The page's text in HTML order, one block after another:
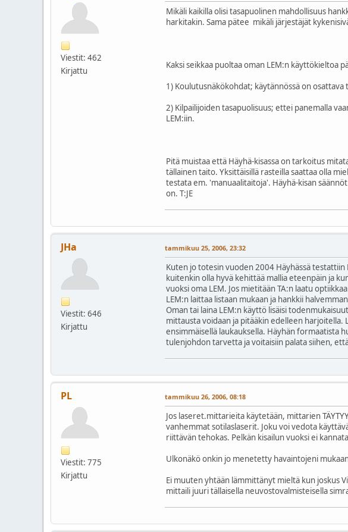
Viestit: 462
Kirjattu
Mikäli kaikilla olisi tasapuolinen mahdollisuus
harkitakin. Sama pätee mikäli järjestäjät
Kaksi seikkaa puoltaa oman LEM:n käyttökieltoa
1) Koulutusnäkökohdat; käytännössä on
2) Kilpailijoiden tasapuolisuus; ettei panemalla
LEM:iin.
Pitä muistaa että Häyhä-kisassa on tarkoitus
tällainen taito. Yksittäisillä rasteilla saattaa olla
testata em. 'manuaalitaitoja'. Häyhä-kisan
on. T:JE
JHa
Viestit: 646
Kirjattu
tammikuu 25, 2006, 23:32
Kuten jo totesin vuoden 2004 Häyhässä testattiin
kuitenkin olla hyvä kehittää mallia eteenpäin ja
vuoksi oma LEM. Jos mietitään TA:n laatu
LEM:n laittaa listaan mukaan ja hankkii
Oman tai laina LEM:n käyttö lisäisi
mittausta voidaan ja pitääkin edelleen
ensimmäisellä laukauksella. Häyhän formaatista
tulenjohdon tarvetta ja voitaisiin palata siihen,
PL
Viestit: 775
Kirjattu
tammikuu 26, 2006, 08:18
Jos laseret.mittarieita käytetään, mittarien
vanhemmat sotilaslaserit. Joku voi vedota
riittävän tehokas. Pelkän kisailun vuoksi ei
Ulkonäkö onkin jo menetetty havaintojeni
Ei muuten yhtään lämmittänyt mieltä kun joskus
mittaili juuri tällaisella neuvostovalmisteisella